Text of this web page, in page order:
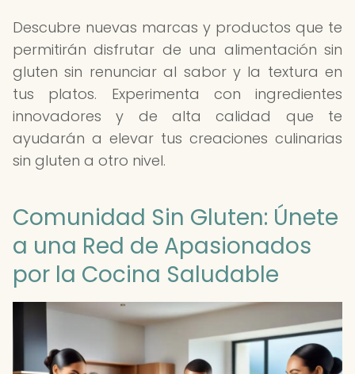
Descubre nuevas marcas y productos que te
permitirán disfrutar de una alimentación sin
gluten sin renunciar al sabor y la textura en
tus platos. Experimenta con ingredientes
innovadores y de alta calidad que te
ayudarán a elevar tus creaciones culinarias
sin gluten a otro nivel.
Comunidad Sin Gluten: Únete
a una Red de Apasionados
por la Cocina Saludable